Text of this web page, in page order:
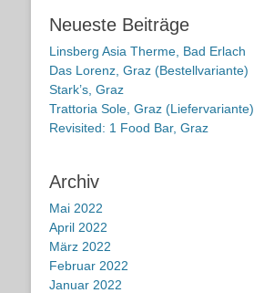
Neueste Beiträge
Linsberg Asia Therme, Bad Erlach
Das Lorenz, Graz (Bestellvariante)
Stark’s, Graz
Trattoria Sole, Graz (Liefervariante)
Revisited: 1 Food Bar, Graz
Archiv
Mai 2022
April 2022
März 2022
Februar 2022
Januar 2022